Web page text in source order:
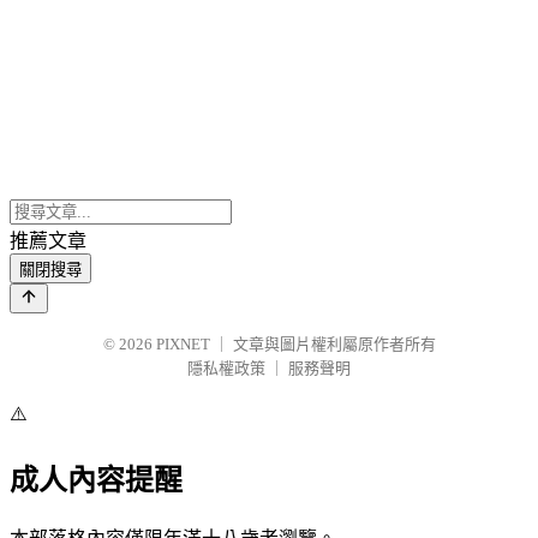
推薦文章
關閉搜尋
© 2026 PIXNET
文章與圖片權利屬原作者所有
隱私權政策
服務聲明
⚠️
成人內容提醒